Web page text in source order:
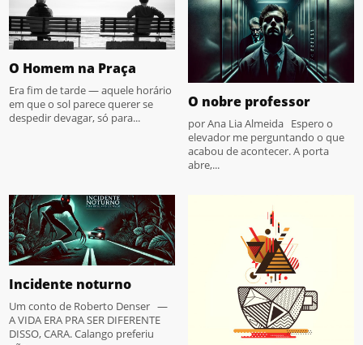
O Homem na Praça
Era fim de tarde — aquele horário
em que o sol parece querer se
despedir devagar, só para...
O nobre professor
por Ana Lia Almeida Espero o
elevador me perguntando o que
acabou de acontecer. A porta
abre,...
Incidente noturno
Um conto de Roberto Denser —
A VIDA ERA PRA SER DIFERENTE
DISSO, CARA. Calango preferiu